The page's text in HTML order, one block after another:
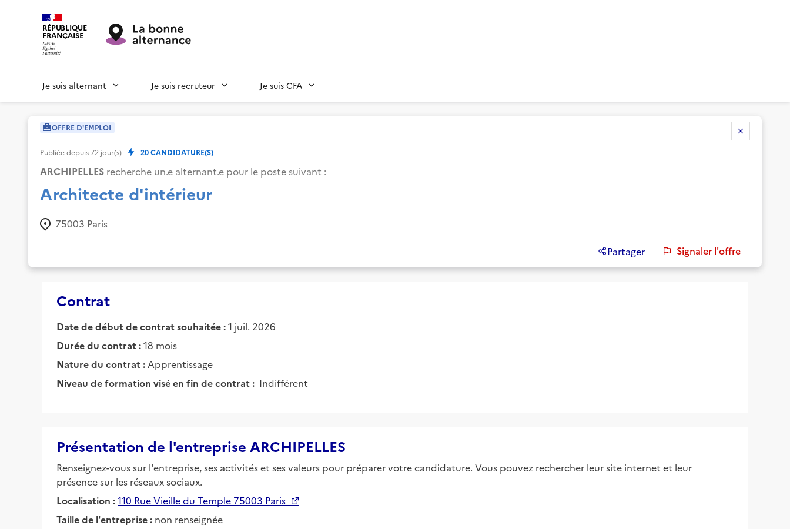
RÉPUBLIQUE
FRANÇAISE
Je suis alternant Je suis recruteur Je suis CFA
OFFRE D'EMPLOI
Publiée depuis72 jour(s) 20CANDIDATURE(S)
ARCHIPELLES recherche un.e alternant.e pour le poste suivant :
Architecte d'intérieur
75003 Paris
Partager Signaler l'offre
Contrat
Date de début de contrat souhaitée :1 juil. 2026
Durée du contrat :18 mois
Nature du contrat : Apprentissage
Niveau de formation visé en fin de contrat : Indifférent
Présentation de l'entreprise ARCHIPELLES
Renseignez-vous sur l'entreprise, ses activités et ses valeurs pour préparer votre candidature. Vous pouvez rechercher leur site internet et leur
présence sur les réseaux sociaux.
Localisation :110 Rue Vieille du Temple 75003 Paris
Taille de l'entreprise : non renseignée